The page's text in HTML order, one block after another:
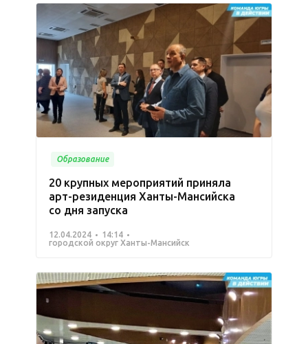
Образование
20 крупных мероприятий приняла
арт-резиденция Ханты-Мансийска
со дня запуска
12.04.2024
14:14
городской округ Ханты-Мансийск